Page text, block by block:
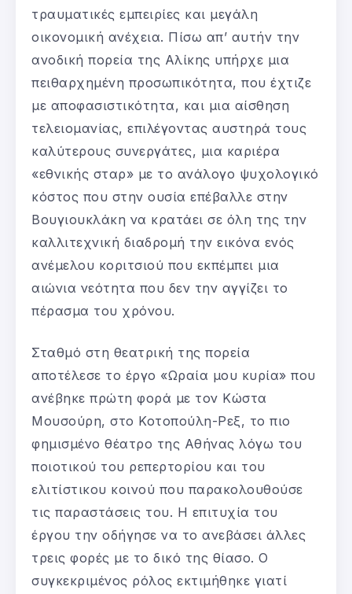
τραυματικές εμπειρίες και μεγάλη
οικονομική ανέχεια. Πίσω απ’ αυτήν την
ανοδική πορεία της Αλίκης υπήρχε μια
πειθαρχημένη προσωπικότητα, που έχτιζε
με αποφασιστικότητα, και μια αίσθηση
τελειομανίας, επιλέγοντας αυστηρά τους
καλύτερους συνεργάτες, μια καριέρα
«εθνικής σταρ» με το ανάλογο ψυχολογικό
κόστος που στην ουσία επέβαλλε στην
Βουγιουκλάκη να κρατάει σε όλη της την
καλλιτεχνική διαδρομή την εικόνα ενός
ανέμελου κοριτσιού που εκπέμπει μια
αιώνια νεότητα που δεν την αγγίζει το
πέρασμα του χρόνου.
Σταθμό στη θεατρική της πορεία
αποτέλεσε το έργο «Ωραία μου κυρία» που
ανέβηκε πρώτη φορά με τον Κώστα
Μουσούρη, στο Κοτοπούλη-Ρεξ, το πιο
φημισμένο θέατρο της Αθήνας λόγω του
ποιοτικού του ρεπερτορίου και του
ελιτίστικου κοινού που παρακολουθούσε
τις παραστάσεις του. Η επιτυχία του
έργου την οδήγησε να το ανεβάσει άλλες
τρεις φορές με το δικό της θίασο. Ο
συγκεκριμένος ρόλος εκτιμήθηκε γιατί